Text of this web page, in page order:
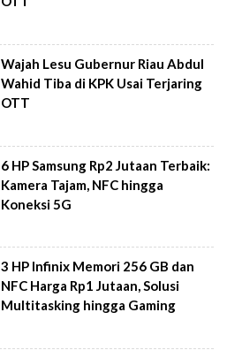
Wajah Lesu Gubernur Riau Abdul
Wahid Tiba di KPK Usai Terjaring
OTT
6 HP Samsung Rp2 Jutaan Terbaik:
Kamera Tajam, NFC hingga
Koneksi 5G
3 HP Infinix Memori 256 GB dan
NFC Harga Rp1 Jutaan, Solusi
Multitasking hingga Gaming